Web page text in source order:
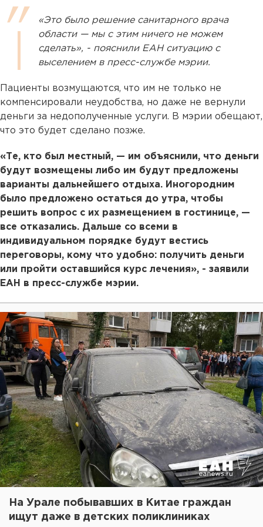
«Это было решение санитарного врача
области — мы с этим ничего не можем
сделать», - пояснили ЕАН ситуацию с
выселением в пресс-службе мэрии.
Пациенты возмущаются, что им не только не
компенсировали неудобства, но даже не вернули
деньги за недополученные услуги. В мэрии обещают,
что это будет сделано позже.
«Те, кто был местный, — им объяснили, что деньги
будут возмещены либо им будут предложены
варианты дальнейшего отдыха. Иногородним
было предложено остаться до утра, чтобы
решить вопрос с их размещением в гостинице, —
все отказались. Дальше со всеми в
индивидуальном порядке будут вестись
переговоры, кому что удобно: получить деньги
или пройти оставшийся курс лечения», - заявили
ЕАН в пресс-службе мэрии.
На Урале побывавших в Китае граждан
ищут даже в детских поликлиниках